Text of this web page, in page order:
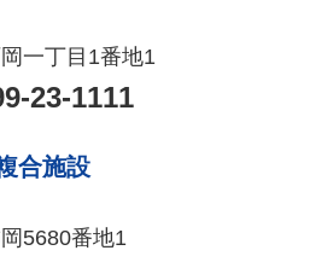
一丁目1番地1
23-1111
合施設
5680番地1